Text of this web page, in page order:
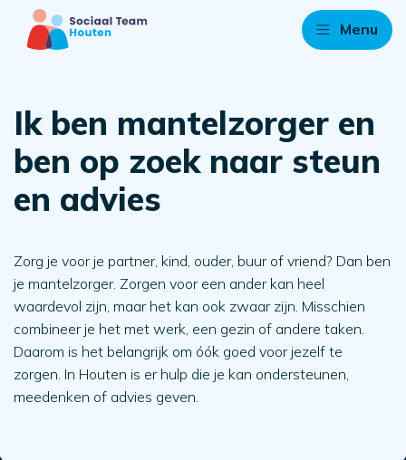
Menu
Ik ben mantelzorger en
ben op zoek naar steun
en advies
Zorg je voor je partner, kind, ouder, buur of vriend? Dan ben
je mantelzorger. Zorgen voor een ander kan heel
waardevol zijn, maar het kan ook zwaar zijn. Misschien
combineer je het met werk, een gezin of andere taken.
Daarom is het belangrijk om óók goed voor jezelf te
zorgen. In Houten is er hulp die je kan ondersteunen,
meedenken of advies geven.